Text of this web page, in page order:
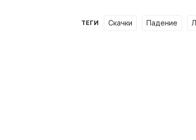
ТЕГИ скачки падение